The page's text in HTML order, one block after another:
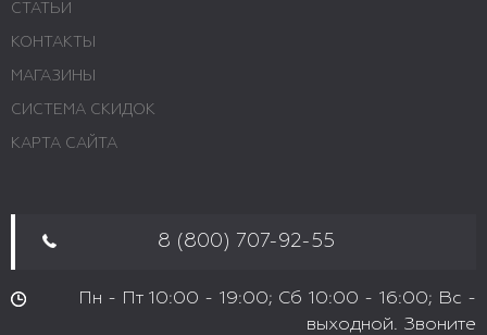
СТАТЬИ
КОНТАКТЫ
МАГАЗИНЫ
СИСТЕМА СКИДОК
КАРТА САЙТА
8 (800) 707-92-55
Пн - Пт 10:00 - 19:00; Сб 10:00 - 16:00; Вс -
выходной. Звоните